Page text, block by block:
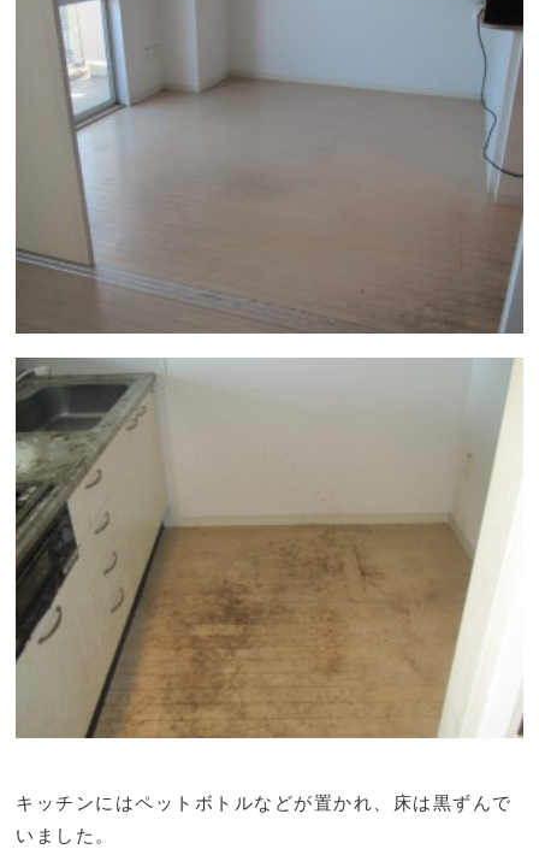
キッチンにはペットボトルなどが置かれ、床は黒ずんで
いました。